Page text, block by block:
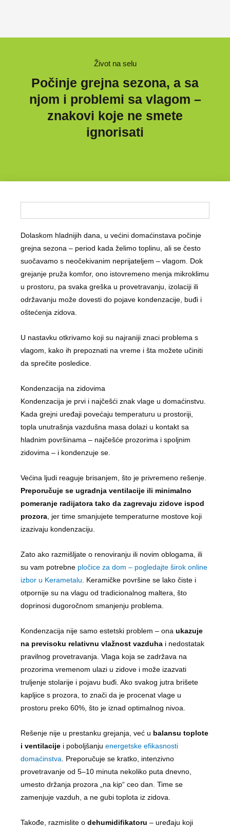
Život na selu
Počinje grejna sezona, a sa
njom i problemi sa vlagom –
znakovi koje ne smete
ignorisati
Dolaskom hladnijih dana, u većini domaćinstava počinje
grejna sezona – period kada želimo toplinu, ali se često
suočavamo s neočekivanim neprijateljem – vlagom. Dok
grejanje pruža komfor, ono istovremeno menja mikroklimu
u prostoru, pa svaka greška u provetravanju, izolaciji ili
održavanju može dovesti do pojave kondenzacije, buđi i
oštećenja zidova.
U nastavku otkrivamo koji su najraniji znaci problema s
vlagom, kako ih prepoznati na vreme i šta možete učiniti
da sprečite posledice.
Kondenzacija na zidovima
Kondenzacija je prvi i najčešći znak vlage u domaćinstvu.
Kada grejni uređaji povećaju temperaturu u prostoriji,
topla unutrašnja vazdušna masa dolazi u kontakt sa
hladnim površinama – najčešće prozorima i spoljnim
zidovima – i kondenzuje se.
Većina ljudi reaguje brisanjem, što je privremeno rešenje.
Preporučuje se ugradnja ventilacije ili minimalno
pomeranje radijatora tako da zagrevaju zidove ispod
prozora, jer time smanjujete temperaturne mostove koji
izazivaju kondenzaciju.
Zato ako razmišljate o renoviranju ili novim oblogama, ili
su vam potrebne pločice za dom – pogledajte širok online
izbor u Kerametalu. Keramičke površine se lako čiste i
otpornije su na vlagu od tradicionalnog maltera, što
doprinosi dugoročnom smanjenju problema.
Kondenzacija nije samo estetski problem – ona ukazuje
na previsoku relativnu vlažnost vazduha i nedostatak
pravilnog provetravanja. Vlaga koja se zadržava na
prozorima vremenom ulazi u zidove i može izazvati
truljenje stolarije i pojavu buđi. Ako svakog jutra brišete
kapljice s prozora, to znači da je procenat vlage u
prostoru preko 60%, što je iznad optimalnog nivoa.
Rešenje nije u prestanku grejanja, već u balansu toplote
i ventilacije i poboljšanju energetske efikasnosti
domaćinstva . Preporučuje se kratko, intenzivno
provetravanje od 5–10 minuta nekoliko puta dnevno,
umesto držanja prozora „na kip“ ceo dan. Time se
zamenjuje vazduh, a ne gubi toplota iz zidova.
Takođe, razmislite o dehumidifikatoru – uređaju koji